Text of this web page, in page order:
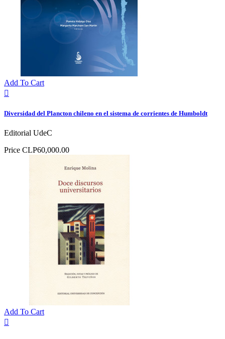
Add To Cart

Diversidad del Plancton chileno en el sistema de corrientes de Humboldt
Editorial UdeC
Price CLP60,000.00
Add To Cart
